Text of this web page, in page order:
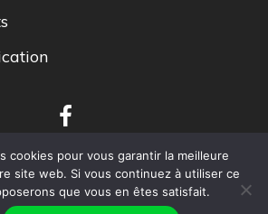
réservés TRGIRT Outaouais.
cookies pour vous garantir la meilleure
site web. Si vous continuez à utiliser ce
que vous en êtes satisfait.